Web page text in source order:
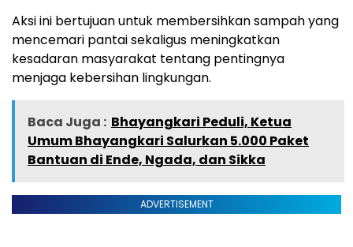
Aksi ini bertujuan untuk membersihkan sampah yang
mencemari pantai sekaligus meningkatkan
kesadaran masyarakat tentang pentingnya
menjaga kebersihan lingkungan.
Baca Juga : Bhayangkari Peduli, Ketua
Umum Bhayangkari Salurkan 5.000 Paket
Bantuan di Ende, Ngada, dan Sikka
ADVERTISEMENT